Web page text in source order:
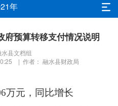
年
府预算转移支付情况说明
县文档组
| 作者： 融水县财政局
万元，同比增长